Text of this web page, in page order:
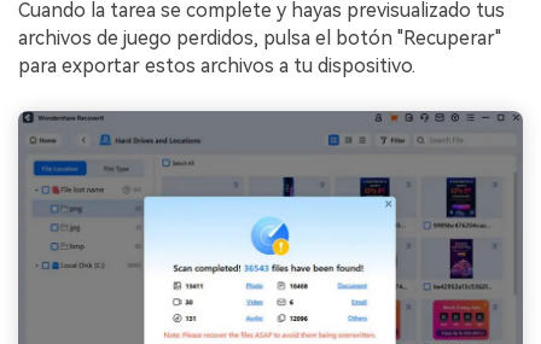
Cuando la tarea se complete y hayas previsualizado tus
archivos de juego perdidos, pulsa el botón "Recuperar"
para exportar estos archivos a tu dispositivo.